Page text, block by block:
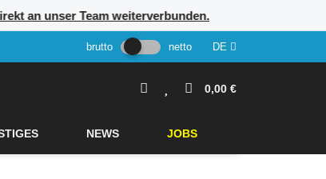
an unser Team weiterverbunden.
brutto netto DE
0,00 €
NEWS JOBS